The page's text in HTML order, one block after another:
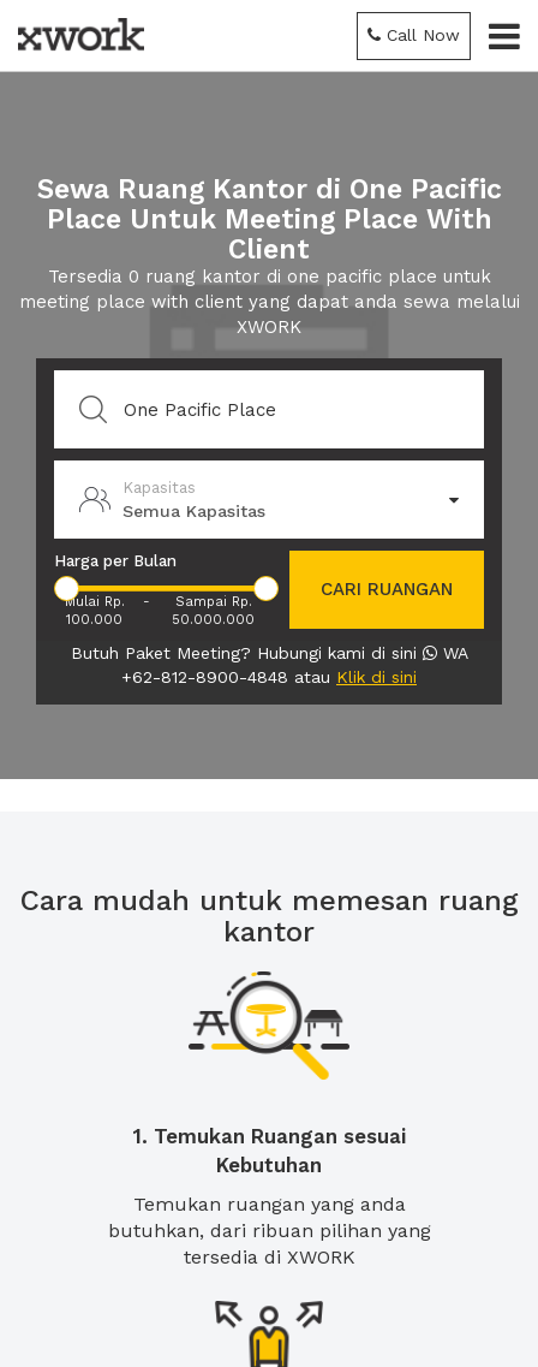
Call Now
Sewa Ruang Kantor di One Pacific
Place Untuk Meeting Place With
Client
Tersedia 0 ruang kantor di one pacific place untuk
meeting place with client yang dapat anda sewa melalui
XWORK
Kapasitas
Semua Kapasitas
Harga per Bulan
Mulai Rp.
100.000
-
Sampai Rp.
50.000.000
CARI RUANGAN
Butuh Paket Meeting? Hubungi kami di sini
WA
+62-812-8900-4848 atau Klik di sini
Cara mudah untuk memesan ruang
kantor
1. Temukan Ruangan sesuai
Kebutuhan
Temukan ruangan yang anda
butuhkan, dari ribuan pilihan yang
tersedia di XWORK